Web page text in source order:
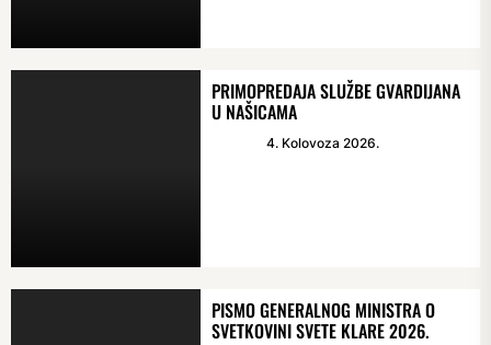
PRIMOPREDAJA SLUŽBE GVARDIJANA
U NAŠICAMA
4. Kolovoza 2026.
PISMO GENERALNOG MINISTRA O
SVETKOVINI SVETE KLARE 2026.